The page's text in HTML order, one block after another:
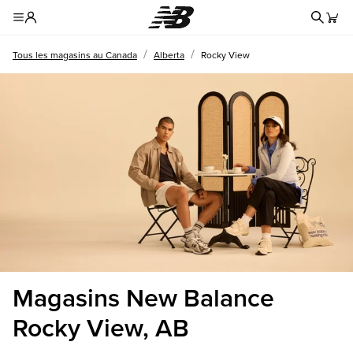
Tous les magasins au Canada / Alberta / Rocky View
Magasins New Balance
Rocky View, AB